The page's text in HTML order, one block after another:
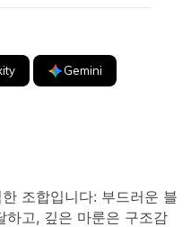
Gemini
조합입니다: 부드러운 블
하고, 깊은 마룬은 구조감